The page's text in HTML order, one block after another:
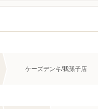
ケーズデンキ/我孫子店